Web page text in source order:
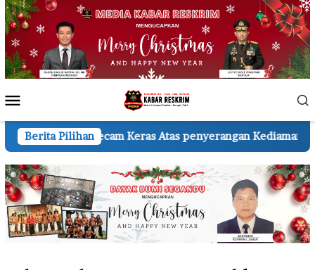
Loncat
ke
konten
Mobile
Berita Pilihan
Keras Atas penyerangan Kediaman Wartawan A.H.